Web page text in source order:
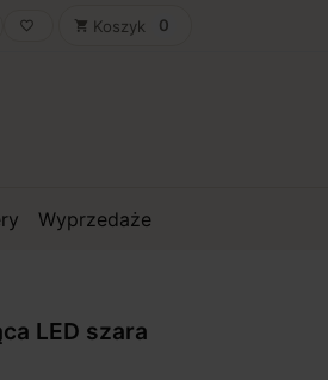
favorite_border shopping_cart Koszyk 0
Wyprzedaże
LED szara